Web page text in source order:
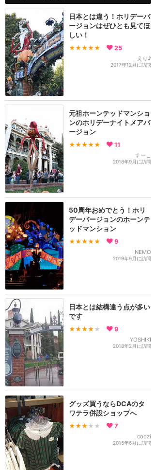
日本とは違う！ホリデーバ
ージョンはぜひとも見てほ
しい！
★★★★★ 25
えり♪
2017年12月に訪問
元祖ホーンテッドマンショ
ンのホリデーナイトメアバ
ージョン
★★★★★ 11
すーこ
2018年9月に訪問
50周年おめでとう！ホリ
デーバージョンのホーンテ
ッドマンション
★★★★★ 9
NEMO
2019年9月に訪問
日本とは結構違う点が多い
です
★★★★ ★ 9
YOSHIKI
2018年2月に訪問
グッズ買うならDCAのタ
ワテラ併設ショップへ
★★★ ★★ 7
coozi
2016年6月に訪問